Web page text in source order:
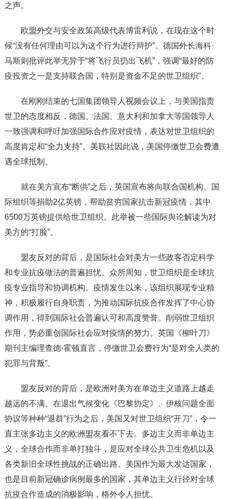
之声。
欧盟外交与安全政策高级代表博雷利说，在现在这个时
候“没有任何理由可以为这个行为进行辩护”。德国外长海科·
马斯则批评此举无异于“将飞行员扔出飞机”，强调“最好的防
疫投资之一是支持联合国，特别是资金不足的世卫组织”。
在刚刚结束的七国集团领导人视频会议上，与美国指责
世卫的态度相反，德国、法国、意大利和加拿大等国领导人
一致强调和呼吁加强国际合作应对疫情，表达对世卫组织的
高度肯定和“全力支持”。美联社因此说，美国停缴世卫会费遭
遇全球抵制。
就在美方宣布“断供”之后，英国宣布将向联合国机构、国
际组织等捐助2亿英镑，帮助贫穷国家抗击新冠疫情，其中
6500万英镑提供给世卫组织。此举被一些国际舆论解读为对
美方的“打脸”。
盟友反对的背后，是国际社会对美方一些政客否定科学
和专业抗疫做法的普遍担忧。众所周知，世卫组织是全球抗
疫专业指导和协调机构。疫情发生以来，该组织展现专业精
神，积极履行自身职责，为推动国际抗疫合作发挥了中心协
调作用，得到国际社会普遍认可和高度赞誉。削弱世卫组织
作用，势必重创国际社会应对疫情的努力。英国《柳叶刀》
期刊主编理查德·霍顿直言，停缴世卫会费行为“是对全人类的
犯罪与背叛”。
盟友反对的背后，是欧洲对美方在单边主义道路上越走
越远的不满。在退出气候变化《巴黎协定》、伊核问题全面
协议等种种“退群”行为之后，美国又对世卫组织“开刀”，令一
直主张多边主义的欧洲盟友看不下去。多边主义而非单边主
义，全球合作而非单打独斗，是应对全球公共卫生危机以及
各类新旧全球性挑战的正确出路。美国作为最大发达国家，
也是目前新冠确诊病例最多的国家，其单边主义行径对全球
抗疫合作造成的消极影响，格外令人担忧。